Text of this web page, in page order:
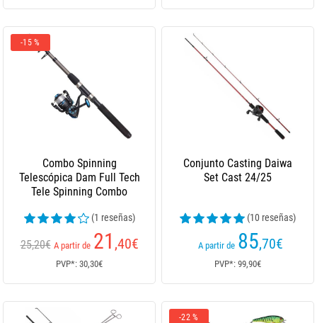
-15 %
Combo Spinning
Telescópica Dam Full Tech
Tele Spinning Combo
(1 reseñas)
25,20€ A partir de 21 ,40€
PVP*: 30,30€
Conjunto Casting Daiwa
Set Cast 24/25
(10 reseñas)
A partir de 85,70€
PVP*: 99,90€
-22 %